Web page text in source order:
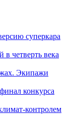
суперкара
в четверть века
Экипажи
конкурса
контролем